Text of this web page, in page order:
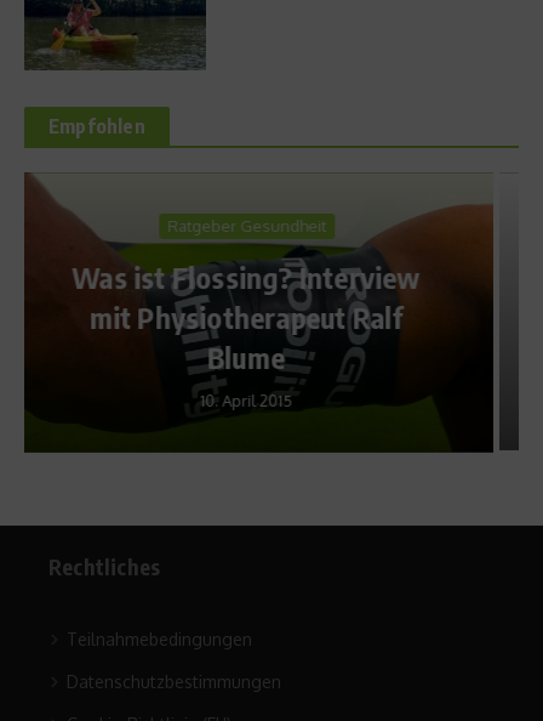
Empfohlen
Richtig trainieren
Aufgeklärt – So funktioniert
die Thermoregulation
28. November 2013
Rechtliches
Teilnahmebedingungen
Datenschutzbestimmungen